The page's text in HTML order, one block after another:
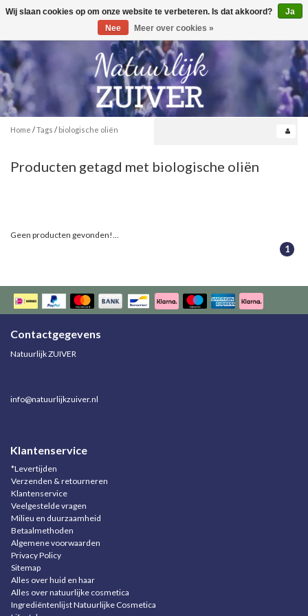
Toggle
0
Home /Tags / biologische oliën
Producten getagd met biologische oliën
Geen producten gevonden!...
1
Contactgegevens
Natuurlijk ZUIVER
info@natuurlijkzuiver.nl
Klantenservice
*Levertijden
Verzenden & retourneren
Klantenservice
Veelgestelde vragen
Milieu en duurzaamheid
Betaalmethoden
Algemene voorwaarden
Privacy Policy
Sitemap
Alles over huid en haar
Alles over natuurlijke cosmetica
Ingrediëntenlijst Natuurlijke Cosmetica
Wij slaan cookies op om onze website te verbeteren. Is dat akkoord?
Ja
Nee
Meer over cookies »